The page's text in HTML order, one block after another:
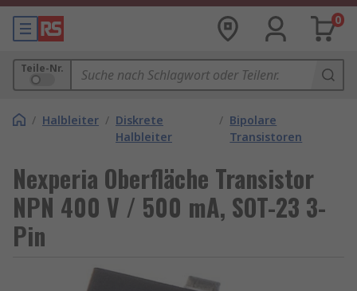
0
Teile-Nr.
/ Halbleiter / Diskrete
Halbleiter
/ Bipolare
Transistoren
Nexperia Oberfläche Transistor
NPN 400 V / 500 mA, SOT-23 3-
Pin